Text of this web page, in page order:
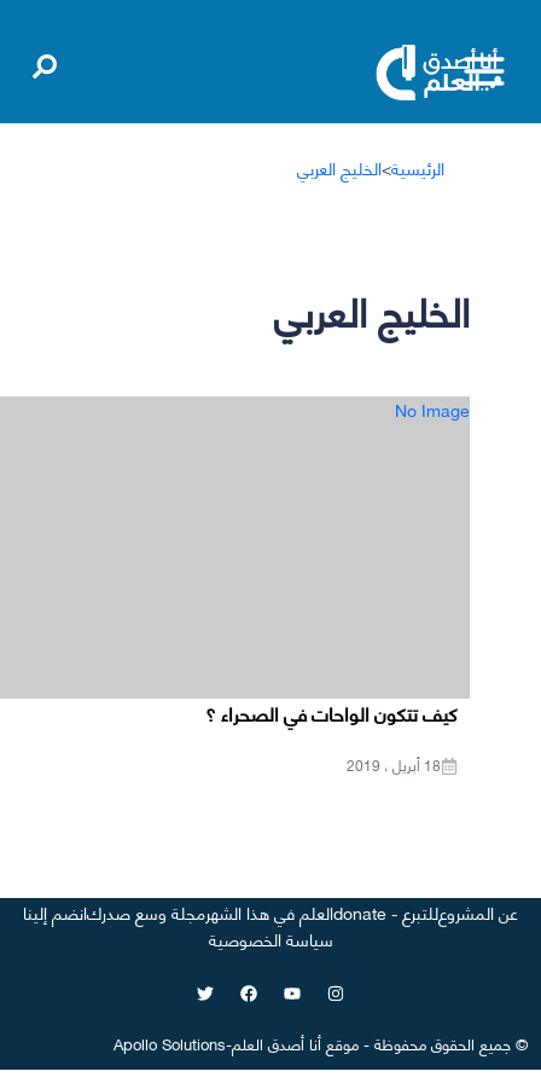
الرئيسية>الخليج العربي
الخليج العربي
No Image
كيف تتكون الواحات في الصحراء ؟
18 أبريل ، 2019
عن المشروعللتبرع - donate العلم في هذا الشهرمجلة وسع صدركانضم إلينا
سياسة الخصوصية
©جميع الحقوق محفوظة-موقع أنا أصدق العلم-
Apollo Solutions